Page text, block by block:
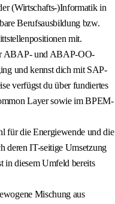
(Wirtschafts-)Informatik in
Berufsausbildung bzw.
mit.
ABAP- und ABAP-OO-
und kennst dich mit SAP-
verfügst du über fundiertes
Layer sowie im BPEM-
für die Energiewende und die
deren IT-seitige Umsetzung
in diesem Umfeld bereits
Mischung aus